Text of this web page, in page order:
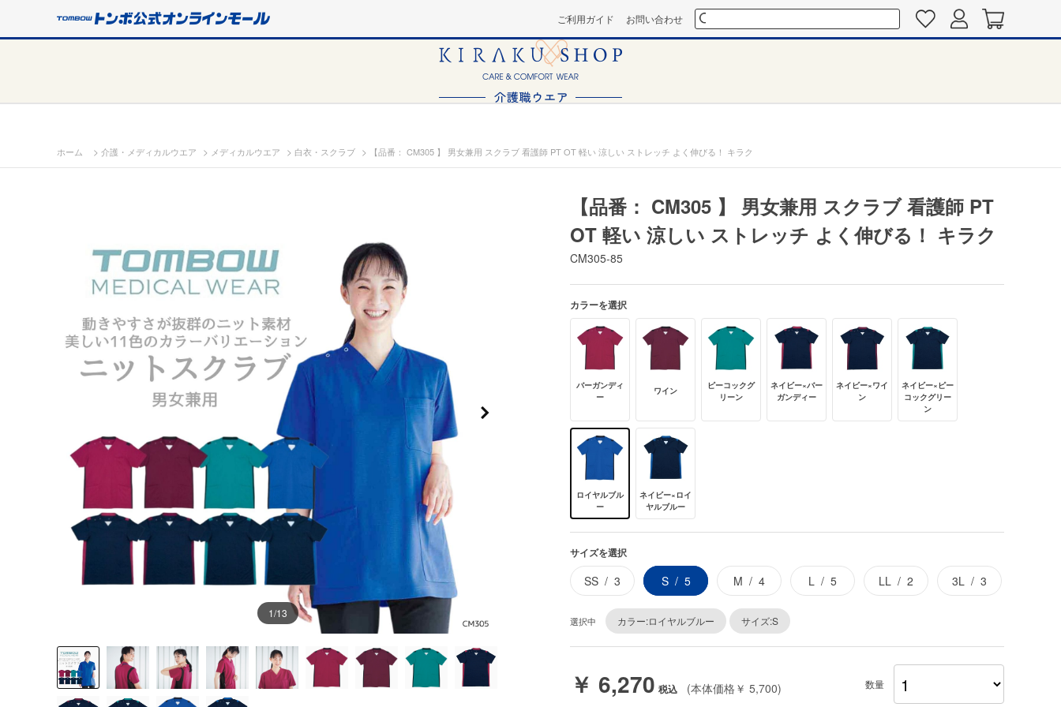
ご利用ガイド お問い合わせ
ホーム > 介護・メディカルウエア > メディカルウエア > 白衣・スクラブ > 【品番： CM305 】 男女兼用 スクラブ 看護師 PT OT 軽い 涼しい ストレッチ よく伸びる！ キラク
1/13
【品番： CM305 】 男女兼用 スクラブ 看護師 PT
OT 軽い 涼しい ストレッチ よく伸びる！ キラク
CM305-85
カラーを選択
バーガンディ
ー
ワイン
ピーコックグ
リーン
ネイビー×バー
ガンディー
ネイビー×ワイ
ン
ネイビー×ピー
コックグリー
ン
ロイヤルブル
ー
ネイビー×ロイ
ヤルブルー
サイズを選択
SS 3 S 5 M 4 L 5 LL 2 3L 3
選択中 カラー:ロイヤルブルー サイズ:S
￥ 6,270 (本体価格￥ 5,700) 数量